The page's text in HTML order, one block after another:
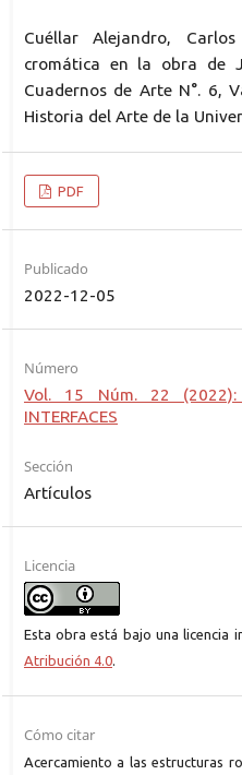
Cuéllar Alejandro,
cromática en la obra de
Cuadernos de Arte N°. 6,
Historia del Arte de la
PDF
Publicado
2022-12-05
Número
Vol. 15 Núm. 22 (2022):
INTERFACES
Sección
Artículos
Licencia
Esta obra está bajo una licencia
Atribución 4.0.
Cómo citar
Acercamiento a las estructuras